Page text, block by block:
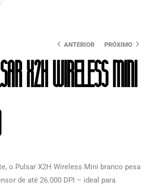
ANTERIOR PRÓXIMO
X2H Wireless Mini
o Pulsar X2H Wireless Mini branco pesa
de até 26.000 DPI – ideal para